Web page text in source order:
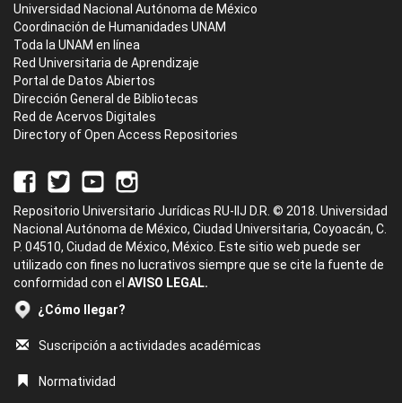
Universidad Nacional Autónoma de México
Coordinación de Humanidades UNAM
Toda la UNAM en línea
Red Universitaria de Aprendizaje
Portal de Datos Abiertos
Dirección General de Bibliotecas
Red de Acervos Digitales
Directory of Open Access Repositories
Repositorio Universitario Jurídicas RU-IIJ D.R. © 2018. Universidad
Nacional Autónoma de México, Ciudad Universitaria, Coyoacán, C.
P. 04510, Ciudad de México, México. Este sitio web puede ser
utilizado con fines no lucrativos siempre que se cite la fuente de
conformidad con el AVISO LEGAL.
¿Cómo llegar?
Suscripción a actividades académicas
Normatividad